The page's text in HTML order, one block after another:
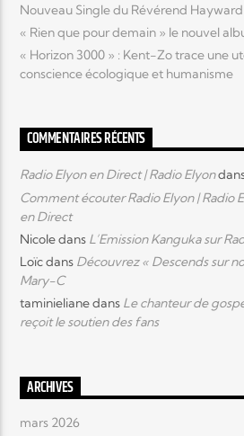
Nouveau Single du Révérend
« Rien que pour demain » le nouvel
« Horizon 3000 » : Kent-Zo trace une
conscience écologique et humanisme
COMMENTAIRES RÉCENTS
Radio Elyon en Direct | Radio Elyon
Comment écouter Radio Elyon | Radio
en Direct
Nicoledans L’Emission Kanguka sur
Loïcdans Découvrez « Descends sur
Mary-C
taminielianedans Le chanteur de
reçoit le soutien des fans
ARCHIVES
mars 2026